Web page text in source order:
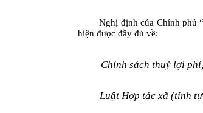
Nghị định của Chính phủ
hiện được đầy đủ về:
Chính sách thuỷ lợi
Luật Hợp tác xã (tính tự